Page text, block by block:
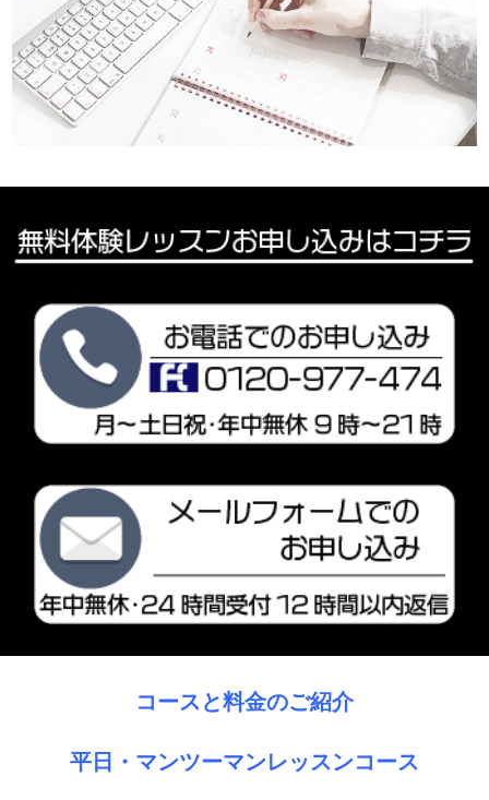
コースと料金のご紹介
平日・マンツーマンレッスンコース